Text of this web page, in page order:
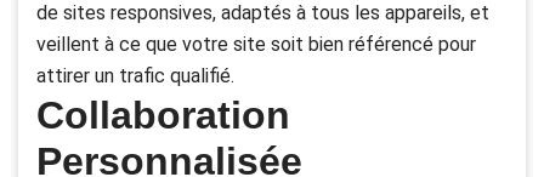
de sites responsives, adaptés à tous les appareils, et
veillent à ce que votre site soit bien référencé pour
attirer un trafic qualifié.
Collaboration
Personnalisée